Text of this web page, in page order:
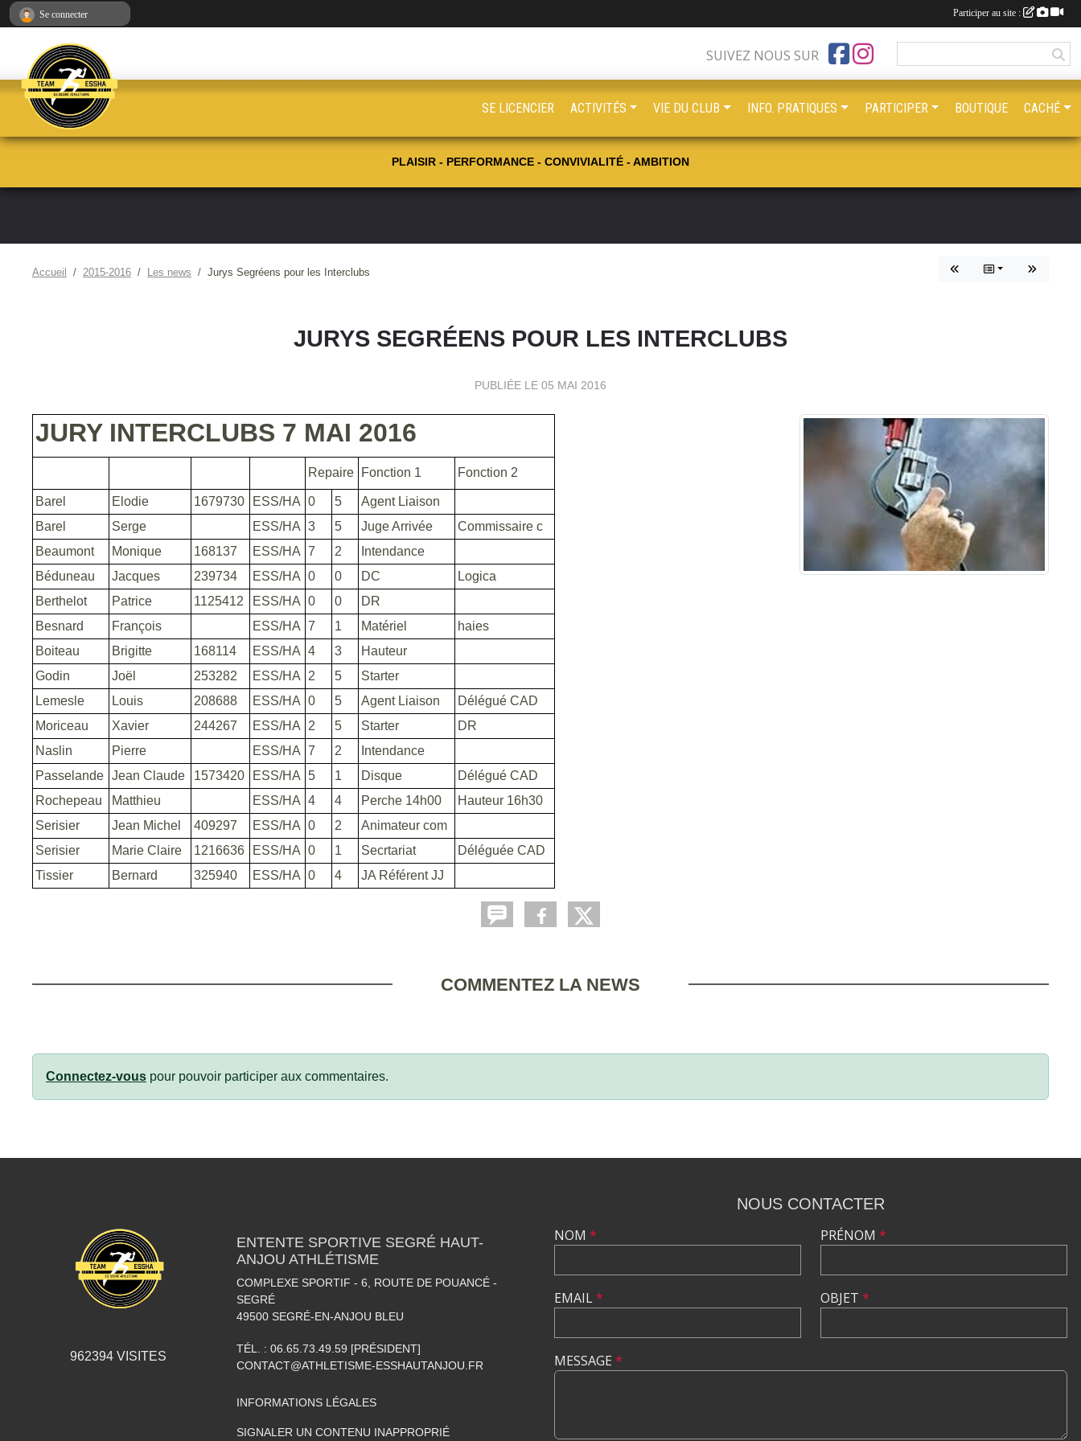
PLAISIR - PERFORMANCE - CONVIVIALITÉ - AMBITION
Accueil 2015-2016 Les news Jurys Segréens pour les Interclubs
JURYS SEGRÉENS POUR LES INTERCLUBS
PUBLIÉE LE 05 MAI 2016
JURY INTERCLUBS 7 MAI 2016
Repaire Fonction 1 Fonction 2
Barel Elodie 1679730 ESS/HA 0 5
Agent Liaison
Barel
Serge ESS/HA 3 5 Juge Arrivée
Commissaire c
Beaumont
Monique 168137 ESS/HA 7 2
Intendance
Béduneau
Jacques 239734 ESS/HA 0 0 DC
Logica
Berthelot
Patrice 1125412 ESS/HA 0 0
DR
Besnard
François ESS/HA 7 1 Matériel
haies
Boiteau
Brigitte 168114 ESS/HA 4 3
Hauteur
Godin
Joël 253282 ESS/HA 2 5
Starter
Lemesle
Louis 208688 ESS/HA 0 5 Agent Liaison
Délégué CAD
Moriceau
Xavier 244267 ESS/HA 2 5 Starter
DR
Naslin
Pierre ESS/HA 7 2
Intendance
Passelande Jean Claude 1573420 ESS/HA 5 1 Disque
Délégué CAD
Rochepeau
Matthieu ESS/HA 4 4 Perche 14h00
Hauteur 16h30
Serisier
Jean Michel 409297 ESS/HA 0 2
Animateur com
Serisier
Marie Claire 1216636 ESS/HA 0 1 Secrtariat
Déléguée CAD
Tissier
Bernard 325940 ESS/HA 0 4 JA Référent JJ
COMMENTEZ LA NEWS
Connectez-vous pour pouvoir participer aux commentaires.
SUIVEZ NOUS SUR
SE LICENCIER ACTIVITÉS VIE DU CLUB INFO. PRATIQUES PARTICIPER BOUTIQUE CACHÉ
962394 VISITES
ENTENTE SPORTIVE SEGRÉ HAUT-
ANJOU ATHLÉTISME
COMPLEXE SPORTIF - 6, ROUTE DE POUANCÉ -
SEGRÉ
49500 SEGRÉ-EN-ANJOU BLEU
TÉL. : 06.65.73.49.59 [PRÉSIDENT]
CONTACT@ATHLETISME-ESSHAUTANJOU.FR
INFORMATIONS LÉGALES
SIGNALER UN CONTENU INAPPROPRIÉ
NOUS CONTACTER
NOM *
EMAIL*
PRÉNOM *
OBJET *
MESSAGE *
Se connecter Participer au site :
Panneau de gestion des cookies